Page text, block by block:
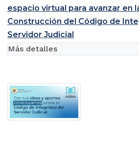
espacio virtual para avanzar en
Construcción del Código de
Servidor Judicial
Más detalles